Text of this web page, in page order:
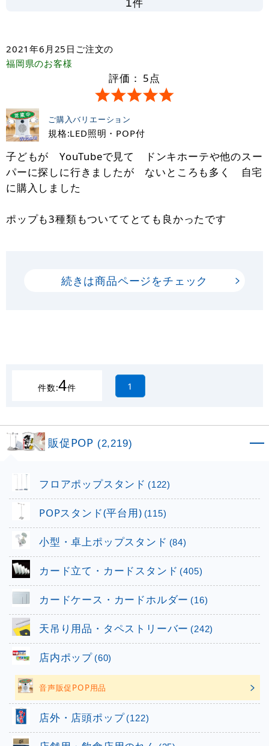
1
2021年6月25日 ご注文の
福岡県のお客様
評価： 5点
ご購入バリエーション
規格:LED照明・POP付
子どもが YouTubeで見て ドンキホーテや他のスー
パーに探しに行きましたが ないところも多く 自宅
に購入しました
ポップも3種類もついててとても良かったです
続きは商品ページをチェック
件数:4件 1
販促POP (2,219)
フロアポップスタンド (122)
POPスタンド(平台用) (115)
小型・卓上ポップスタンド (84)
カード立て・カードスタンド (405)
カードケース・カードホルダー (16)
天吊り用品・タペストリーバー (242)
店内ポップ (60)
音声販促POP用品
店外・店頭ポップ (122)